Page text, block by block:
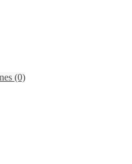
(0)